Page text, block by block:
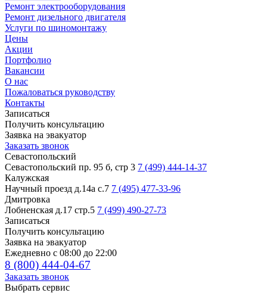
Ремонт электрооборудования
Ремонт дизельного двигателя
Услуги по шиномонтажу
Цены
Акции
Портфолио
Вакансии
О нас
Пожаловаться руководству
Контакты
Записаться
Получить консультацию
Заявка на эвакуатор
Заказать звонок
Севастопольский
Севастопольский пр. 95 б, стр 3 7 (499) 444-14-37
Калужская
Научный проезд д.14а с.7 7 (495) 477-33-96
Дмитровка
Лобненская д.17 стр.5 7 (499) 490-27-73
Записаться
Получить консультацию
Заявка на эвакуатор
Ежедневно с 08:00 до 22:00
8 (800) 444-04-67
Заказать звонок
Выбрать сервис